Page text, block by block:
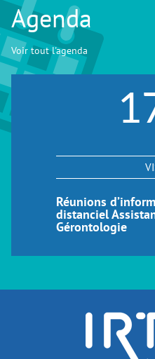
Agenda
Voir tout l'agenda
Réunions
distanciel
Gérontologie